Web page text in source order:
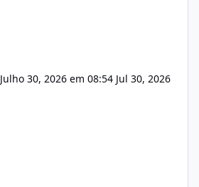
Julho 30, 2026 em 08:54 Jul 30, 2026